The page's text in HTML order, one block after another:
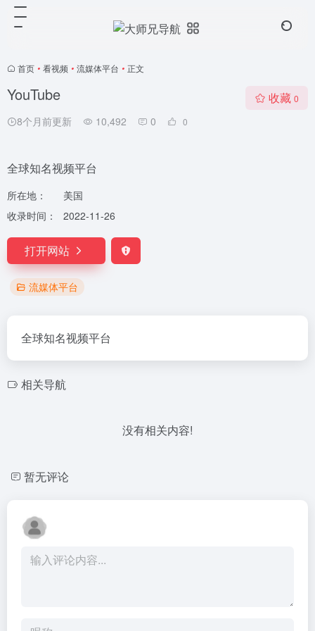
首页 • 看视频 • 流媒体平台 • 正文
YouTube
8个月前更新 10,492 0 0
收藏 0
全球知名视频平台
所在地：
美国
收录时间：
2022-11-26
打开网站
流媒体平台
全球知名视频平台
相关导航
没有相关内容!
暂无评论